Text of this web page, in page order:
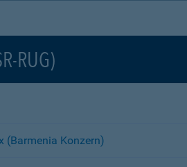
RUG)
(Barmenia Konzern)